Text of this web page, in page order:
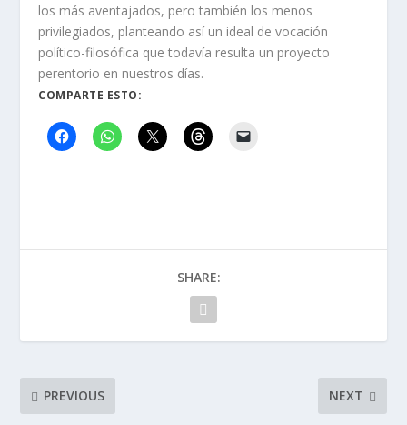
los más aventajados, pero también los menos
privilegiados, planteando así un ideal de vocación
político-filosófica que todavía resulta un proyecto
perentorio en nuestros días.
COMPARTE ESTO:
SHARE:
PREVIOUS NEXT